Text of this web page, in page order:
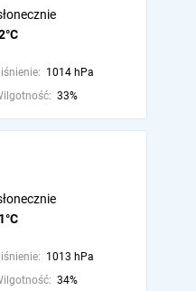
1014 hPa
33%
1013 hPa
34%